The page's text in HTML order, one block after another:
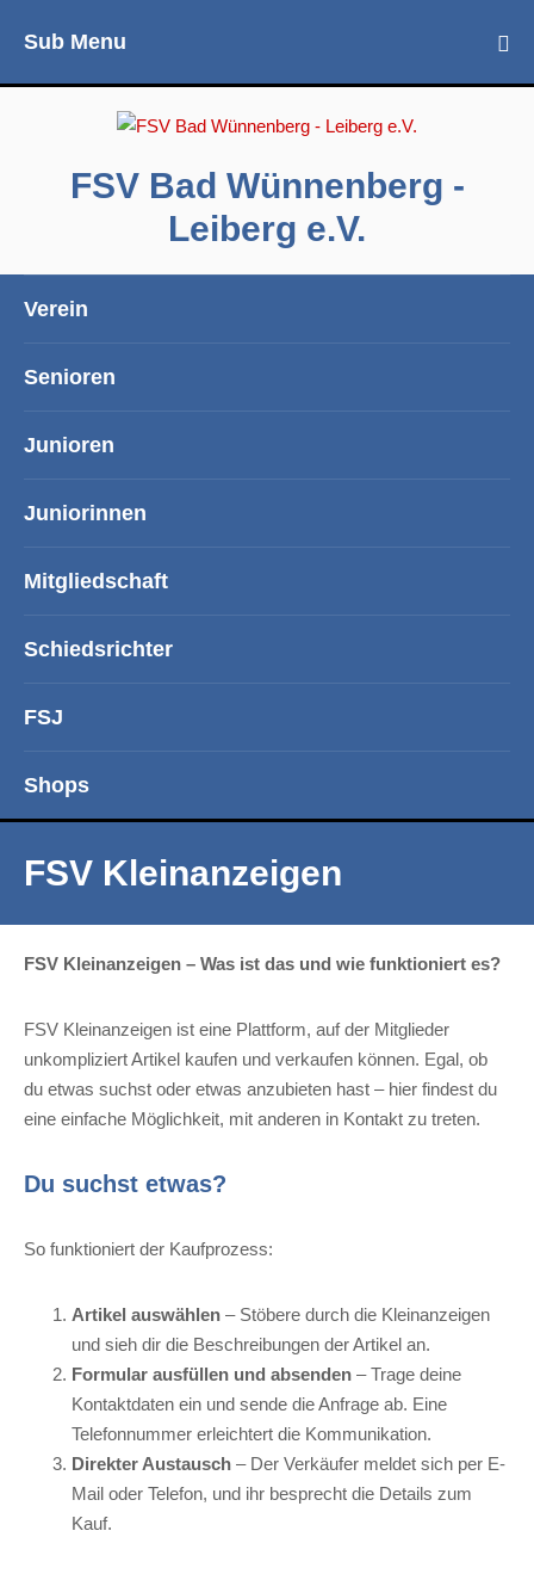
Sub Menu
FSV Bad Wünnenberg -
Leiberg e.V.
Verein
Senioren
Junioren
Juniorinnen
Mitgliedschaft
Schiedsrichter
FSJ
Shops
FSV Kleinanzeigen
FSV Kleinanzeigen – Was ist das und wie funktioniert es?
FSV Kleinanzeigen ist eine Plattform, auf der Mitglieder
unkompliziert Artikel kaufen und verkaufen können. Egal, ob
du etwas suchst oder etwas anzubieten hast – hier findest du
eine einfache Möglichkeit, mit anderen in Kontakt zu treten.
Du suchst etwas?
So funktioniert der Kaufprozess:
Artikel auswählen – Stöbere durch die Kleinanzeigen
und sieh dir die Beschreibungen der Artikel an.
Formular ausfüllen und absenden – Trage deine
Kontaktdaten ein und sende die Anfrage ab. Eine
Telefonnummer erleichtert die Kommunikation.
Direkter Austausch – Der Verkäufer meldet sich per E-
Mail oder Telefon, und ihr besprecht die Details zum
Kauf.